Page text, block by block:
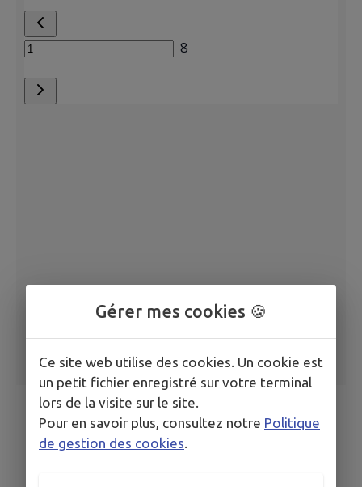
Gérer mes cookies 🍪
Ce site web utilise des cookies. Un cookie est
un petit fichier enregistré sur votre terminal
lors de la visite sur le site.
Pour en savoir plus, consultez notre Politique
de gestion des cookies.